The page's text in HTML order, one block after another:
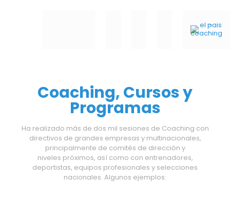
Coaching, Cursos y
Programas
Ha realizado más de dos mil sesiones de Coaching con
directivos de grandes empresas y multinacionales,
principalmente de comités de dirección y
niveles próximos, así como con entrenadores,
deportistas, equipos profesionales y selecciones
nacionales. Algunos ejemplos: